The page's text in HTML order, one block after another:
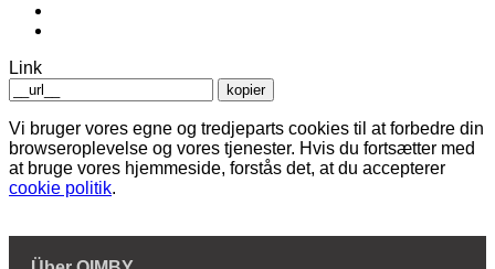
Link
kopier
Vi bruger vores egne og tredjeparts cookies til at forbedre din
browseroplevelse og vores tjenester. Hvis du fortsætter med
at bruge vores hjemmeside, forstås det, at du accepterer
cookie politik.